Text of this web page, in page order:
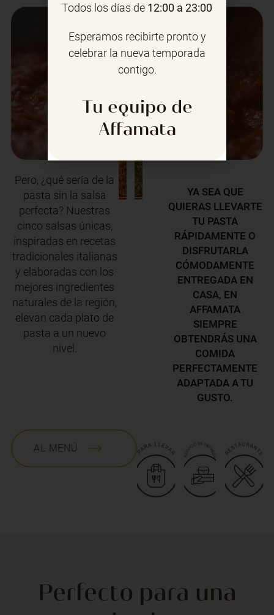
Pero, ¿qué sería de la
pasta sin la salsa
perfecta? Nuestras
cinco salsas únicas,
inspiradas en recetas
tradicionales italianas
y elaboradas con los
mejores ingredientes
naturales de la región,
elevan cada plato de
pasta a un nuevo
nivel.
YA SEA QUE
QUIERAS LLEVARTE
TU PASTA
RÁPIDAMENTE O
DISFRUTARLA
CÓMODAMENTE
ENTREGADA EN
CASA, EN
AFFAMATA
SIEMPRE
OBTENDRÁS UNA
COMIDA
PERFECTAMENTE
ADAPTADA A TU
GUSTO.
AL MENÚ
Perfecto para una
Todos los días de 12:00 a 23:00
Esperamos recibirte pronto y
celebrar la nueva temporada
contigo.
Tu equipo de
Affamata